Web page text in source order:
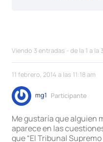
Viendo 3 entradas - de la 1 a la
11 febrero, 2014 a las 11:18 am
mg1 Participante
Me gustaría que alguien
aparece en las
que “El Tribunal